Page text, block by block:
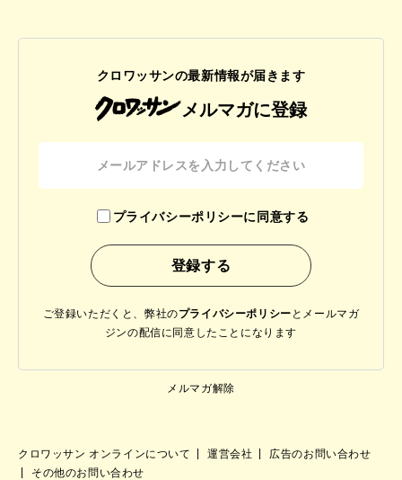
クロワッサンの最新情報が届きます
メルマガに登録
プライバシーポリシーに同意する
ご登録いただくと、弊社のプライバシーポリシー と メールマガ
ジンの配信に同意したことになります
メルマガ解除
クロワッサン オンラインについて 運営会社
広告のお問い合わせ
その他のお問い合わせ